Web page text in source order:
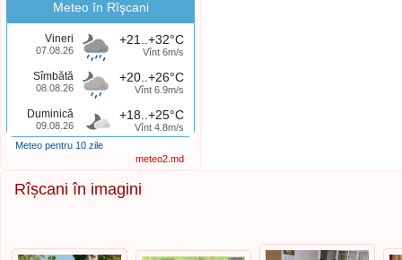
Meteo în Rîşcani
Vineri
07.08.26
+21..+32°C
Vînt 6m/s
Sîmbătă
08.08.26
+20..+26°C
Vînt 6.9m/s
Duminică
09.08.26
+18..+25°C
Vînt 4.8m/s
Meteo pentru 10 zile
meteo2.md
Rîșcani în imagini